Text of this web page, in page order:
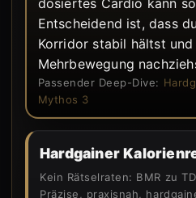
Entscheidend ist, dass
Korridor stabil hältst
Mehrbewegung
Passender Deep-Dive:
Mythos 3
Hardgainer
Kein Rätselraten: BMR zu
Präzise, praxisnah,